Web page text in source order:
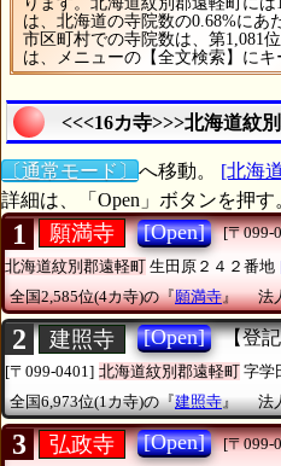
は、北海道の寺院数の0.68%にあ
市区町村での寺院数は、第1,081
は、メニューの【全文検索】にキ
<<<16カ寺>>>北海道紋
〔通常モード〕 へ移動。 [北海
詳細は、「Open」ボタンを押
1 願満寺 [Open]
[〒099-
北海道紋別郡遠軽町 生田原２４２番地
全国2,585位(4カ寺)の『願満寺』 法
2 建照寺 [Open] 【登
[〒099-0401] 北海道紋別郡遠軽町 字学
全国6,973位(1カ寺)の『建照寺』 法
3 弘政寺 [Open]
[〒099-